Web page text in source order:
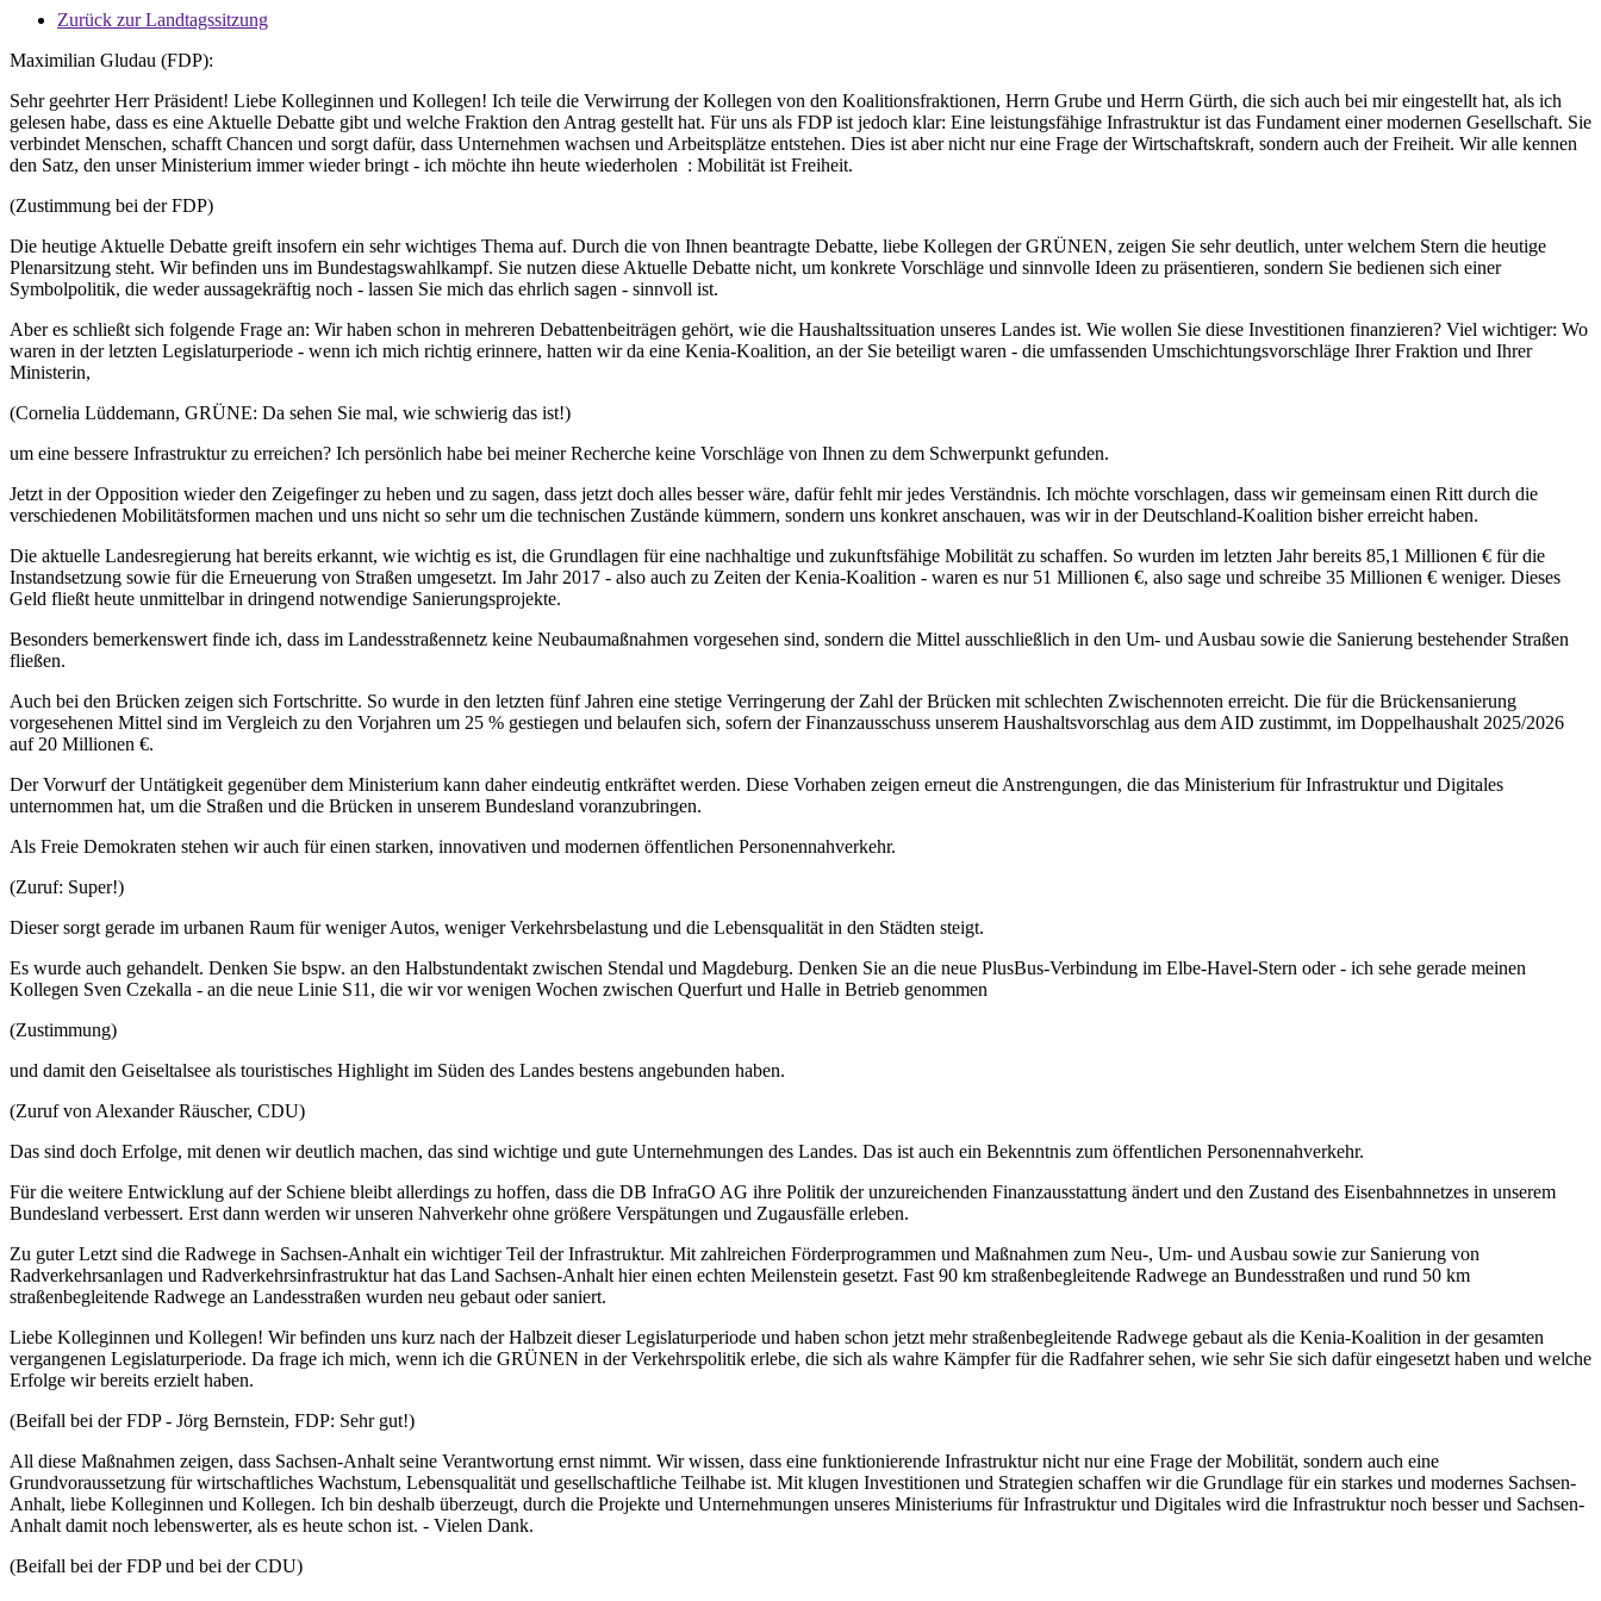
Zurück zur Landtagssitzung
Maximilian Gludau (FDP):
Sehr geehrter Herr Präsident! Liebe Kolleginnen und Kollegen! Ich teile die Verwirrung der Kollegen von den Koalitionsfraktionen, Herrn Grube und Herrn Gürth, die sich auch bei mir eingestellt hat, als ich
gelesen habe, dass es eine Aktuelle Debatte gibt und welche Fraktion den Antrag gestellt hat. Für uns als FDP ist jedoch klar: Eine leistungsfähige Infrastruktur ist das Fundament einer modernen Gesellschaft. Sie
verbindet Menschen, schafft Chancen und sorgt dafür, dass Unternehmen wachsen und Arbeitsplätze entstehen. Dies ist aber nicht nur eine Frage der Wirtschaftskraft, sondern auch der Freiheit. Wir alle kennen
den Satz, den unser Ministerium immer wieder bringt - ich möchte ihn heute wiederholen : Mobilität ist Freiheit.
(Zustimmung bei der FDP)
Die heutige Aktuelle Debatte greift insofern ein sehr wichtiges Thema auf. Durch die von Ihnen beantragte Debatte, liebe Kollegen der GRÜNEN, zeigen Sie sehr deutlich, unter welchem Stern die heutige
Plenarsitzung steht. Wir befinden uns im Bundestagswahlkampf. Sie nutzen diese Aktuelle Debatte nicht, um konkrete Vorschläge und sinnvolle Ideen zu präsentieren, sondern Sie bedienen sich einer
Symbolpolitik, die weder aussagekräftig noch - lassen Sie mich das ehrlich sagen - sinnvoll ist.
Aber es schließt sich folgende Frage an: Wir haben schon in mehreren Debattenbeiträgen gehört, wie die Haushaltssituation unseres Landes ist. Wie wollen Sie diese Investitionen finanzieren? Viel wichtiger: Wo
waren in der letzten Legislaturperiode - wenn ich mich richtig erinnere, hatten wir da eine Kenia-Koalition, an der Sie beteiligt waren - die umfassenden Umschichtungsvorschläge Ihrer Fraktion und Ihrer
Ministerin,
(Cornelia Lüddemann, GRÜNE: Da sehen Sie mal, wie schwierig das ist!)
um eine bessere Infrastruktur zu erreichen? Ich persönlich habe bei meiner Recherche keine Vorschläge von Ihnen zu dem Schwerpunkt gefunden.
Jetzt in der Opposition wieder den Zeigefinger zu heben und zu sagen, dass jetzt doch alles besser wäre, dafür fehlt mir jedes Verständnis. Ich möchte vorschlagen, dass wir gemeinsam einen Ritt durch die
verschiedenen Mobilitätsformen machen und uns nicht so sehr um die technischen Zustände kümmern, sondern uns konkret anschauen, was wir in der Deutschland-Koalition bisher erreicht haben.
Die aktuelle Landesregierung hat bereits erkannt, wie wichtig es ist, die Grundlagen für eine nachhaltige und zukunftsfähige Mobilität zu schaffen. So wurden im letzten Jahr bereits 85,1 Millionen € für die
Instandsetzung sowie für die Erneuerung von Straßen umgesetzt. Im Jahr 2017 - also auch zu Zeiten der Kenia-Koalition - waren es nur 51 Millionen €, also sage und schreibe 35 Millionen € weniger. Dieses
Geld fließt heute unmittelbar in dringend notwendige Sanierungsprojekte.
Besonders bemerkenswert finde ich, dass im Landesstraßennetz keine Neubaumaßnahmen vorgesehen sind, sondern die Mittel ausschließlich in den Um- und Ausbau sowie die Sanierung bestehender Straßen
fließen.
Auch bei den Brücken zeigen sich Fortschritte. So wurde in den letzten fünf Jahren eine stetige Verringerung der Zahl der Brücken mit schlechten Zwischennoten erreicht. Die für die Brückensanierung
vorgesehenen Mittel sind im Vergleich zu den Vorjahren um 25 % gestiegen und belaufen sich, sofern der Finanzausschuss unserem Haushaltsvorschlag aus dem AID zustimmt, im Doppelhaushalt 2025/2026
auf 20 Millionen €.
Der Vorwurf der Untätigkeit gegenüber dem Ministerium kann daher eindeutig entkräftet werden. Diese Vorhaben zeigen erneut die Anstrengungen, die das Ministerium für Infrastruktur und Digitales
unternommen hat, um die Straßen und die Brücken in unserem Bundesland voranzubringen.
Als Freie Demokraten stehen wir auch für einen starken, innovativen und modernen öffentlichen Personennahverkehr.
(Zuruf: Super!)
Dieser sorgt gerade im urbanen Raum für weniger Autos, weniger Verkehrsbelastung und die Lebensqualität in den Städten steigt.
Es wurde auch gehandelt. Denken Sie bspw. an den Halbstundentakt zwischen Stendal und Magdeburg. Denken Sie an die neue PlusBus-Verbindung im Elbe-Havel-Stern oder - ich sehe gerade meinen
Kollegen Sven Czekalla - an die neue Linie S11, die wir vor wenigen Wochen zwischen Querfurt und Halle in Betrieb genommen
(Zustimmung)
und damit den Geiseltalsee als touristisches Highlight im Süden des Landes bestens angebunden haben.
(Zuruf von Alexander Räuscher, CDU)
Das sind doch Erfolge, mit denen wir deutlich machen, das sind wichtige und gute Unternehmungen des Landes. Das ist auch ein Bekenntnis zum öffentlichen Personennahverkehr.
Für die weitere Entwicklung auf der Schiene bleibt allerdings zu hoffen, dass die DB InfraGO AG ihre Politik der unzureichenden Finanzausstattung ändert und den Zustand des Eisenbahnnetzes in unserem
Bundesland verbessert. Erst dann werden wir unseren Nahverkehr ohne größere Verspätungen und Zugausfälle erleben.
Zu guter Letzt sind die Radwege in Sachsen-Anhalt ein wichtiger Teil der Infrastruktur. Mit zahlreichen Förderprogrammen und Maßnahmen zum Neu-, Um- und Ausbau sowie zur Sanierung von
Radverkehrsanlagen und Radverkehrsinfrastruktur hat das Land Sachsen-Anhalt hier einen echten Meilenstein gesetzt. Fast 90 km straßenbegleitende Radwege an Bundesstraßen und rund 50 km
straßenbegleitende Radwege an Landesstraßen wurden neu gebaut oder saniert.
Liebe Kolleginnen und Kollegen! Wir befinden uns kurz nach der Halbzeit dieser Legislaturperiode und haben schon jetzt mehr straßenbegleitende Radwege gebaut als die Kenia-Koalition in der gesamten
vergangenen Legislaturperiode. Da frage ich mich, wenn ich die GRÜNEN in der Verkehrspolitik erlebe, die sich als wahre Kämpfer für die Radfahrer sehen, wie sehr Sie sich dafür eingesetzt haben und welche
Erfolge wir bereits erzielt haben.
(Beifall bei der FDP - Jörg Bernstein, FDP: Sehr gut!)
All diese Maßnahmen zeigen, dass Sachsen-Anhalt seine Verantwortung ernst nimmt. Wir wissen, dass eine funktionierende Infrastruktur nicht nur eine Frage der Mobilität, sondern auch eine
Grundvoraussetzung für wirtschaftliches Wachstum, Lebensqualität und gesellschaftliche Teilhabe ist. Mit klugen Investitionen und Strategien schaffen wir die Grundlage für ein starkes und modernes Sachsen-
Anhalt, liebe Kolleginnen und Kollegen. Ich bin deshalb überzeugt, durch die Projekte und Unternehmungen unseres Ministeriums für Infrastruktur und Digitales wird die Infrastruktur noch besser und Sachsen-
Anhalt damit noch lebenswerter, als es heute schon ist. - Vielen Dank.
(Beifall bei der FDP und bei der CDU)